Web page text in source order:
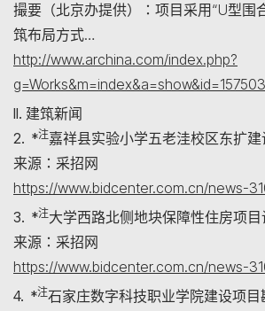
撮要（北京办提供）：项目采用“U型围
筑布局方式…
http://www.archina.com/index.php?
g=Works&m=index&a=show&id=157503
II. 建筑新闻
2. *注嘉祥县实验小学五老洼校区东扩建
来源：采招网
https://www.bidcenter.com.cn/news-
3. *注大学西路北侧地块保障性住房项
来源：采招网
https://www.bidcenter.com.cn/news-
4. *注石家庄数字科技职业学院建设项